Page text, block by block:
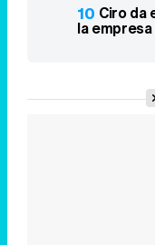
10 Ciro da
la